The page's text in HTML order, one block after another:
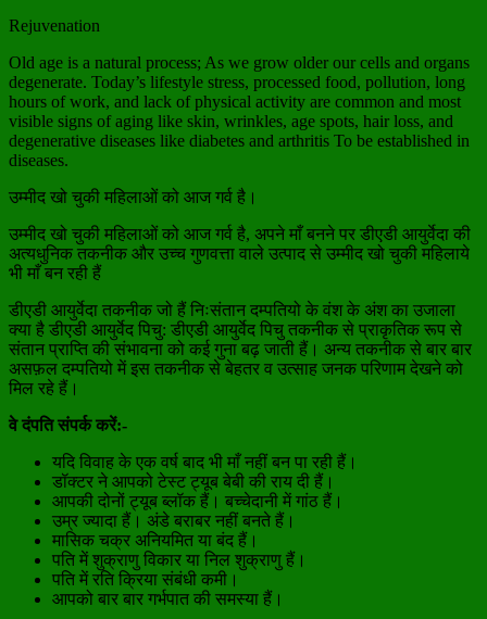
Rejuvenation
Old age is a natural process; As we grow older our cells and organs
degenerate. Today’s lifestyle stress, processed food, pollution, long
hours of work, and lack of physical activity are common and most
visible signs of aging like skin, wrinkles, age spots, hair loss, and
degenerative diseases like diabetes and arthritis To be established in
diseases.
उम्मीद खो चुकी महिलाओं को आज गर्व है।
उम्मीद खो चुकी महिलाओं को आज गर्व है, अपने माँ बनने पर डीएडी आयुर्वेदा की
अत्यधुनिक तकनीक और उच्च गुणवत्ता वाले उत्पाद से उम्मीद खो चुकी महिलाये
भी माँ बन रही हैं
डीएडी आयुर्वेदा तकनीक जो हैं निःसंतान दम्पतियो के वंश के अंश का उजाला
क्या है डीएडी आयुर्वेद पिचु: डीएडी आयुर्वेद पिचु तकनीक से प्राकृतिक रूप से
संतान प्राप्ति की संभावना को कई गुना बढ़ जाती हैं। अन्य तकनीक से बार बार
असफ़ल दम्पतियो में इस तकनीक से बेहतर व उत्साह जनक परिणाम देखने को
मिल रहे हैं।
वे दंपति संपर्क करें:-
यदि विवाह के एक वर्ष बाद भी माँ नहीं बन पा रही हैं।
डॉक्टर ने आपको टेस्ट ट्यूब बेबी की राय दी हैं।
आपकी दोनों ट्यूब ब्लॉक हैं। बच्चेदानी में गांठ हैं।
उम्र ज्यादा हैं। अंडे बराबर नहीं बनते हैं।
मासिक चक्र अनियमित या बंद हैं।
पति में शुक्राणु विकार या निल शुक्राणु हैं।
पति में रति क्रिया संबंधी कमी।
आपको बार बार गर्भपात की समस्या हैं।